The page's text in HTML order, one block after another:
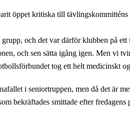
öppet kritiska till
och det var därför klubben på
och sen sätta igång igen. Men vi
tog ett helt medicinskt
i seniortruppen, men då det är
bekräftades smittade efter